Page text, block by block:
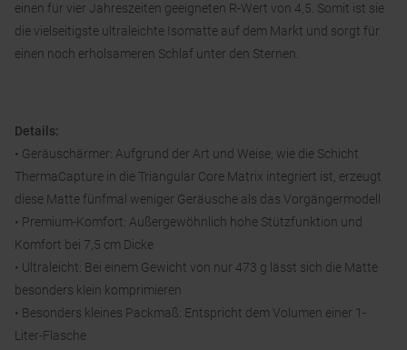
einen für vier Jahreszeiten geeigneten R-Wert von 4,5. Somit ist sie
die vielseitigste ultraleichte Isomatte auf dem Markt und sorgt für
einen noch erholsameren Schlaf unter den Sternen.
Details:
• Geräuschärmer: Aufgrund der Art und Weise, wie die Schicht
ThermaCapture in die Triangular Core Matrix integriert ist, erzeugt
diese Matte fünfmal weniger Geräusche als das Vorgängermodell
• Premium-Komfort: Außergewöhnlich hohe Stützfunktion und
Komfort bei 7,5 cm Dicke
• Ultraleicht: Bei einem Gewicht von nur 473 g lässt sich die Matte
besonders klein komprimieren
• Besonders kleines Packmaß: Entspricht dem Volumen einer 1-
Liter-Flasche